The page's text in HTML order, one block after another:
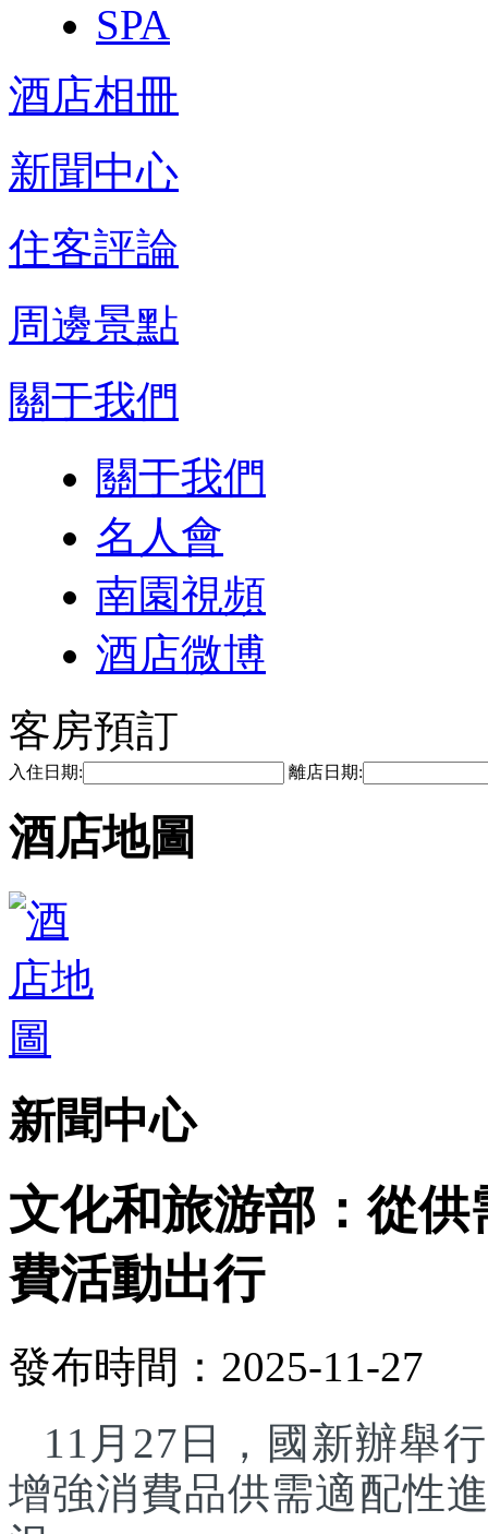
SPA
酒店相冊
新聞中心
住客評論
周邊景點
關于我們
關于我們
名人會
南園視頻
酒店微博
客房預訂
入住日期: 離店日期:
酒店地圖
新聞中心
文化和旅游部：從
費活動出行
發布時間：2025-11-27
11月27日，國新辦舉
增強消費品供需適配性